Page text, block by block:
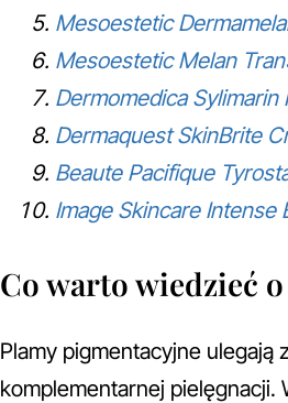
Mesoestetic
Mesoestetic Melan
Dermomedica Sylimarin
Dermaquest SkinBrite
Beaute Pacifique
Image Skincare Intense
Co warto wiedzieć
Plamy pigmentacyjne
komplementarnej pielęgnacji.